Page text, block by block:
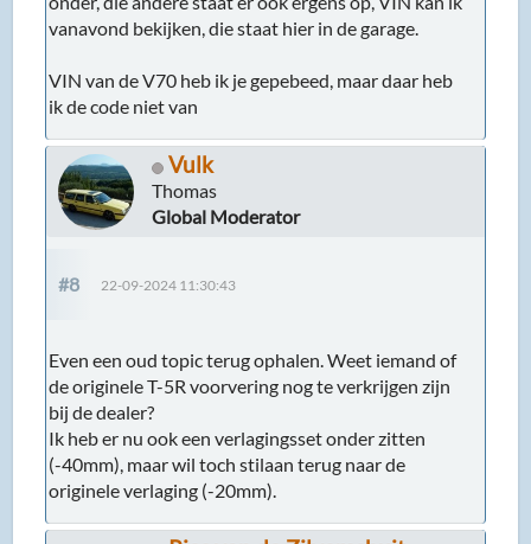
vanavond bekijken, die staat hier in de garage.
VIN van de V70 heb ik je gepebeed, maar daar heb
ik de code niet van
Vulk
Thomas
Global Moderator
#8 22-09-2024 11:30:43
Even een oud topic terug ophalen. Weet iemand of
de originele T-5R voorvering nog te verkrijgen zijn
bij de dealer?
Ik heb er nu ook een verlagingsset onder zitten
(-40mm), maar wil toch stilaan terug naar de
originele verlaging (-20mm).